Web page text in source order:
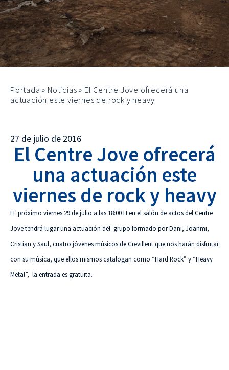
Portada » Noticias » El Centre Jove ofrecerá una
actuación este viernes de rock y heavy
27 de julio de 2016
El Centre Jove ofrecerá
una actuación este
viernes de rock y heavy
EL próximo viernes 29 de julio a las 18:00 H en el salón de actos del Centre
Jove tendrá lugar una actuación del grupo formado por Dani, Joanmi,
Cristian y Saul, cuatro jóvenes músicos de Crevillent que nos harán disfrutar
con su música, que ellos mismos catalogan como “Hard Rock” y “Heavy
Metal”, la entrada es gratuita.